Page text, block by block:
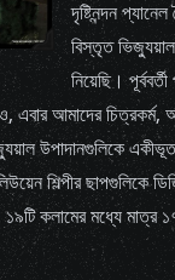
দৃষ্টিনন্দন
বিস্তৃত ভিজ্যুয়াল
নিয়েছি।
এবার আমাদের
উপাদানগুলিকে
শিল্পীর ছাপগুলিকে
কলামের মধ্যে মাত্র